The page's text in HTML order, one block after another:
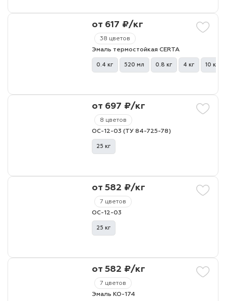
38 цветов
от 617 ₽/кг
Эмаль термостойкая CERTA
0.4 кг 520 мл 0.8 кг 4 кг 10 кг
8 цветов
от 697 ₽/кг
ОС-12-03 (ТУ 84-725-78)
25 кг
7 цветов
от 582 ₽/кг
ОС-12-03
25 кг
7 цветов
от 582 ₽/кг
Эмаль КО-174